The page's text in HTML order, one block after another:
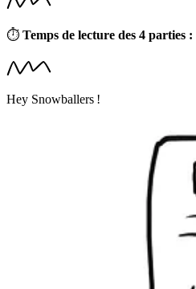
⏱ Temps de lecture des 4 parties :
Hey Snowballers !